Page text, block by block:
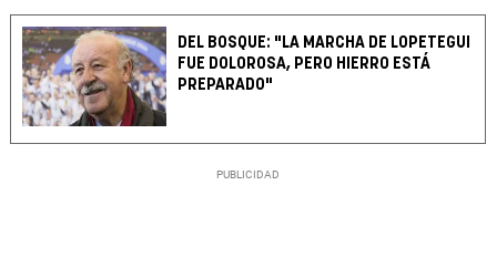
DEL BOSQUE: "LA MARCHA DE LOPETEGUI
FUE DOLOROSA, PERO HIERRO ESTÁ
PREPARADO"